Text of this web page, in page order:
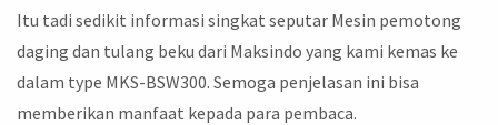
Itu tadi sedikit informasi singkat seputar Mesin pemotong
daging dan tulang beku dari Maksindo yang kami kemas ke
dalam type MKS-BSW300. Semoga penjelasan ini bisa
memberikan manfaat kepada para pembaca.